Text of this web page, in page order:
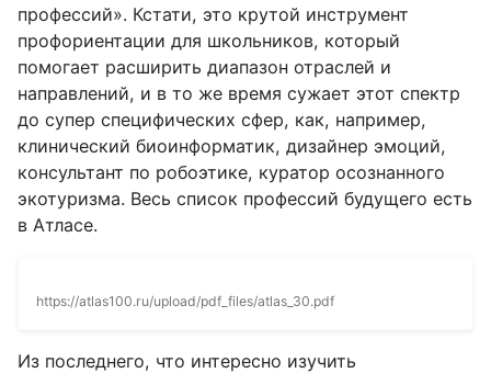
профессий». Кстати, это крутой инструмент
профориентации для школьников, который
помогает расширить диапазон отраслей и
направлений, и в то же время сужает этот спектр
до супер специфических сфер, как, например,
клинический биоинформатик, дизайнер эмоций,
консультант по робоэтике, куратор осознанного
экотуризма. Весь список профессий будущего есть
в Атласе.
https://atlas100.ru/upload/pdf_files/atlas_30.pdf
Из последнего, что интересно изучить